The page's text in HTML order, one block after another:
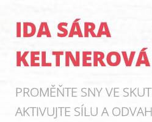
IDA SÁRA
KELTNEROVÁ
PROMĚŇTE SNY VE
AKTIVUJTE SÍLU A